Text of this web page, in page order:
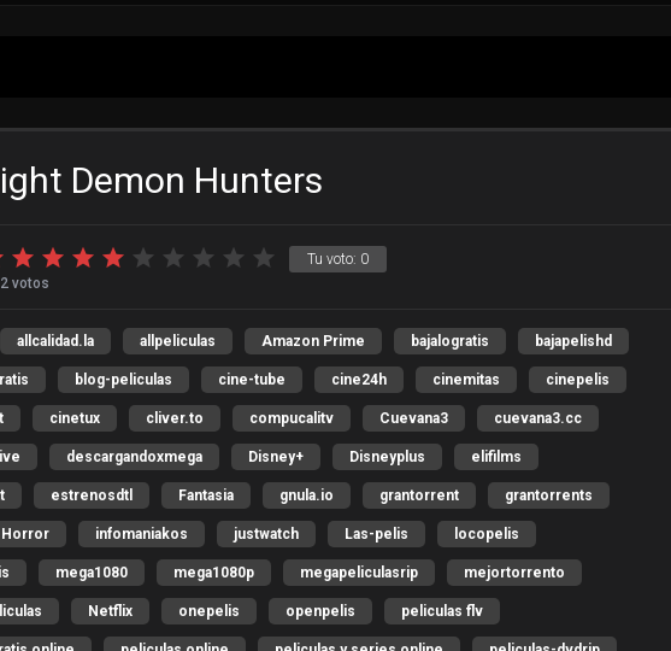
Demon Hunters
Tu voto: 0
2 votos
allcalidad.la allpeliculas Amazon Prime bajalogratis bajapelishd
blog-peliculas cine-tube cine24h cinemitas cinepelis
cinetux cliver.to compucalitv Cuevana3 cuevana3.cc
descargandoxmega Disney+ Disneyplus elifilms
estrenosdtl Fantasia gnula.io grantorrent grantorrents
Horror infomaniakos justwatch Las-pelis locopelis
mega1080 mega1080p megapeliculasrip mejortorrento
Netflix onepelis openpelis peliculas flv